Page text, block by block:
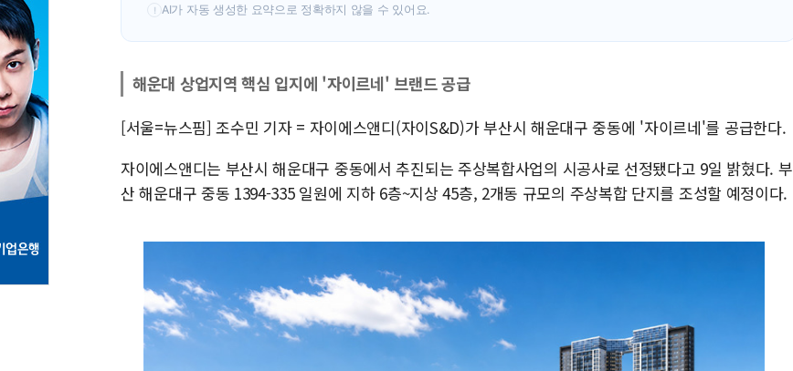
! AI가 자동 생성한 요약으로 정확하지 않을 수 있어요.
해운대 상업지역 핵심 입지에 '자이르네' 브랜드 공급
[서울=뉴스핌] 조수민 기자 = 자이에스앤디(자이S&D)가 부산시 해운대구 중동에 '자이르네'를 공급한다.
자이에스앤디는 부산시 해운대구 중동에서 추진되는 주상복합사업의 시공사로 선정됐다고 9일 밝혔다. 부
산 해운대구 중동 1394-335 일원에 지하 6층~지상 45층, 2개동 규모의 주상복합 단지를 조성할 예정이다.